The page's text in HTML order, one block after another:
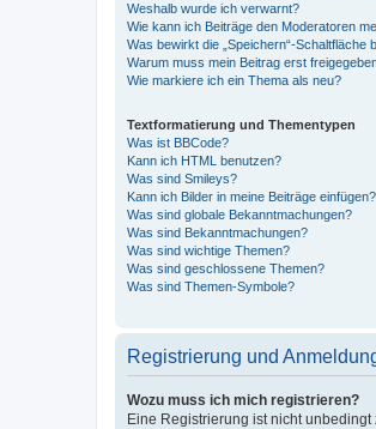
Weshalb wurde ich verwarnt?
Wie kann ich Beiträge den Moderatoren
Was bewirkt die „Speichern“-Schaltfläche
Warum muss mein Beitrag erst
Wie markiere ich ein Thema als neu?
Textformatierung und Thementypen
Was ist BBCode?
Kann ich HTML benutzen?
Was sind Smileys?
Kann ich Bilder in meine Beiträge einfügen?
Was sind globale Bekanntmachungen?
Was sind Bekanntmachungen?
Was sind wichtige Themen?
Was sind geschlossene Themen?
Was sind Themen-Symbole?
Registrierung und
Wozu muss ich mich registrieren?
Eine Registrierung ist nicht